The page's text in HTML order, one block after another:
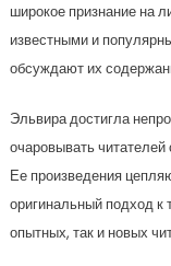
широкое признание на
известными и
обсуждают их
Эльвира достигла
очаровывать
Ее произведения
оригинальный подход
опытных, так и новых